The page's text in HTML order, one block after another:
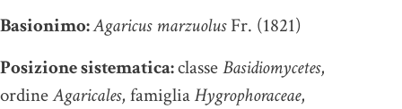
Basionimo:Agaricus marzuolusFr. (1821)
Posizione sistematica:classeBasidiomycetes,
ordineAgaricales, famigliaHygrophoraceae,